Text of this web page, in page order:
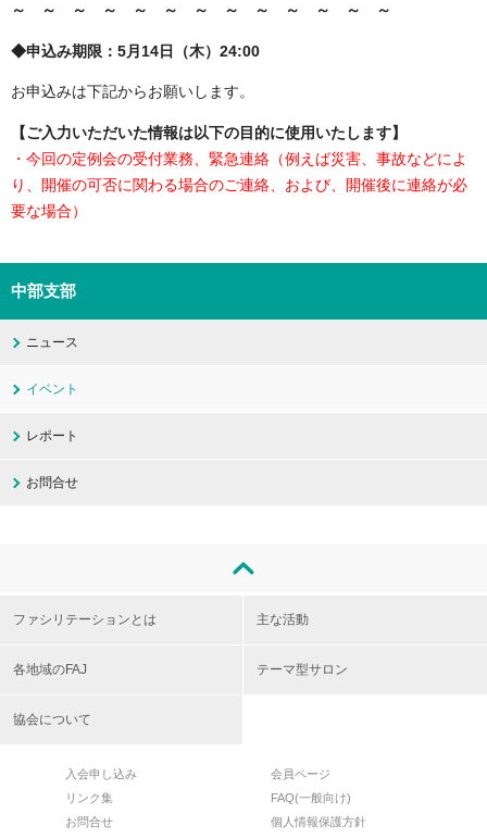
～ ～ ～ ～ ～ ～ ～ ～ ～ ～ ～ ～ ～
◆申込み期限：5月14日（木）24:00
お申込みは下記からお願いします。
【ご入力いただいた情報は以下の目的に使用いたします】
・今回の定例会の受付業務、緊急連絡（例えば災害、事故などによ
り、開催の可否に関わる場合のご連絡、および、開催後に連絡が必
要な場合）
中部支部
ニュース
イベント
レポート
お問合せ
ファシリテーションとは 主な活動
各地域のFAJ テーマ型サロン
協会について
入会申し込み
会員ページ
リンク集
FAQ(一般向け)
お問合せ
個人情報保護方針